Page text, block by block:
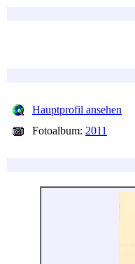
Hauptprofil ansehen
Fotoalbum: 2011